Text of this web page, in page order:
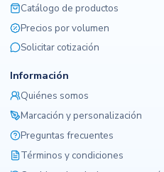
Catálogo de productos
Precios por volumen
Solicitar cotización
Información
Quiénes somos
Marcación y personalización
Preguntas frecuentes
Términos y condiciones